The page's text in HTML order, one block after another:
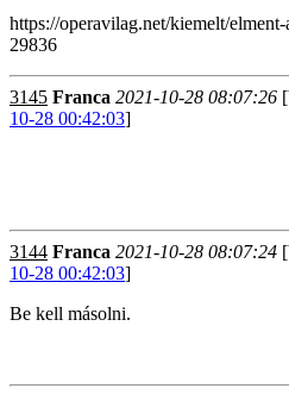
https://operavilag.net/kiemelt/
29836
3145 Franca 2021-10-28 08:07:26
10-28 00:42:03]
3144 Franca 2021-10-28 08:07:24
10-28 00:42:03]
Be kell másolni.